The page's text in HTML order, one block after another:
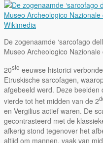
Wikimedia
De zogenaamde ‘sarcofago
Museo Archeologico Nazionale
20ste-eeuwse historici
Etruskische sarcofagen,
afgebeeld werd. Deze
vierde tot het midden van de 2
en Vergilius actief waren. De
gecontrasteerd met de
afkerig stond tegenover het
altijd om mannen, vaak van